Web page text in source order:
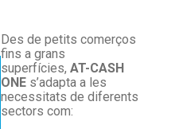
Des de petits comerços
fins a grans
superfícies, AT-CASH
ONE s’adapta a les
necessitats de diferents
sectors com: